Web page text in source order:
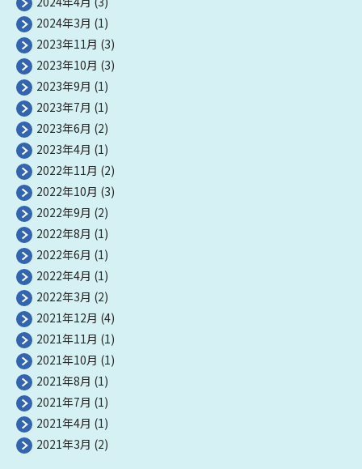
2024年3月 (1)
2023年11月 (3)
2023年10月 (3)
2023年9月 (1)
2023年7月 (1)
2023年6月 (2)
2023年4月 (1)
2022年11月 (2)
2022年10月 (3)
2022年9月 (2)
2022年8月 (1)
2022年6月 (1)
2022年4月 (1)
2022年3月 (2)
2021年12月 (4)
2021年11月 (1)
2021年10月 (1)
2021年8月 (1)
2021年7月 (1)
2021年4月 (1)
2021年3月 (2)